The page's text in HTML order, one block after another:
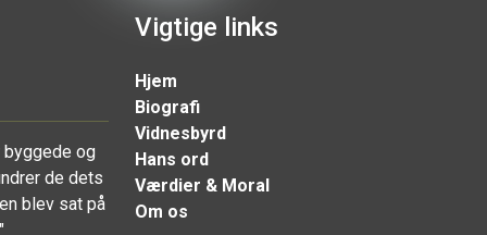
og
de dets
blev sat på
Vigtige links
Hjem
Biografi
Vidnesbyrd
Hans ord
Værdier & Moral
Om os